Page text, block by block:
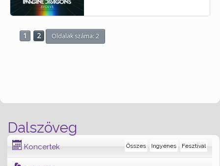
Dalszöveg
Koncertek Fesztivál
Ingyenes
Összes
1 2 Oldalak száma: 2